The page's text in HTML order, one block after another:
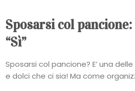
Sposarsi col
“Sì”
Sposarsi col pancione? E’ una
e dolci che ci sia! Ma come